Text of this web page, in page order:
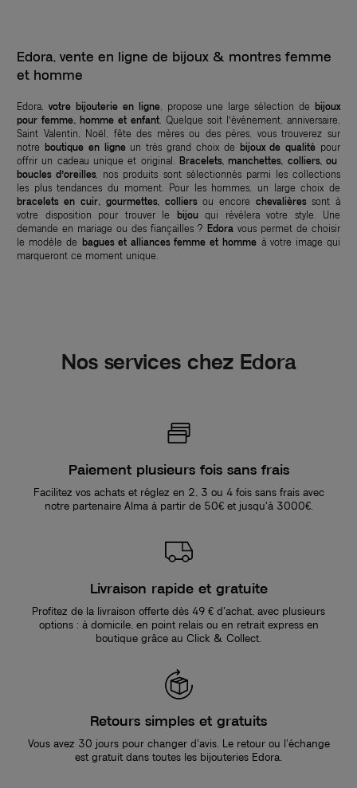
Edora, vente en ligne de bijoux & montres femme
et homme
Edora, votre bijouterie en ligne, propose une large sélection debijoux
pour femme, homme et enfant . Quelque soit l’événement, anniversaire,
Saint Valentin, Noël, fête des mères ou des pères, vous trouverez sur
notre boutique en ligneun très grand choix de bijoux de qualité pour
offrir un cadeau unique et original. Bracelets, manchettes, colliers, ou
boucles d’oreilles, nos produits sont sélectionnés parmi les collections
les plus tendances du moment. Pour les hommes, un large choix de
bracelets en cuir, gourmettes, colliersou encore chevalièressont à
votre disposition pour trouver le bijouqui révèlera votre style. Une
demande en mariage ou des fiançailles ?Edora vous permet de choisir
le modèle de bagues et alliances femme et homme à votre image qui
marqueront ce moment unique.
Nos services chez Edora
Paiement plusieurs fois sans frais
Facilitez vos achats et réglez en 2, 3 ou 4 fois sans frais avec
notre partenaire Alma à partir de 50€ et jusqu'à 3000€.
Livraison rapide et gratuite
Profitez de la livraison offerte dès 49 € d’achat, avec plusieurs
options : à domicile, en point relais ou en retrait express en
boutique grâce au Click & Collect.
Retours simples et gratuits
Vous avez 30 jours pour changer d’avis. Le retour ou l’échange
est gratuit dans toutes les bijouteries Edora.